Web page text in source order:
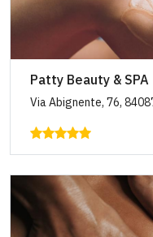
Patty Beauty & SPA
Via Abignente, 76,